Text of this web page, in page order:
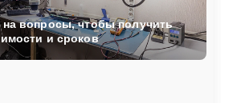
на вопросы, чтобы получить
и сроков